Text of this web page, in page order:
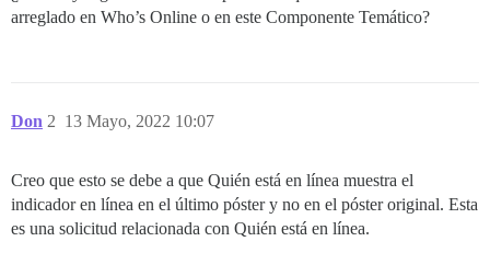
arreglado en Who’s Online o en este Componente Temático?
Don 13 Mayo, 2022 10:07
2
Creo que esto se debe a que Quién está en línea muestra el
indicador en línea en el último póster y no en el póster original. Esta
es una solicitud relacionada con Quién está en línea.